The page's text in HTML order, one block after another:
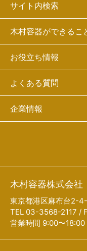
サイト内検索
木村容器ができるこ
お役立ち情報
よくある質問
企業情報
木村容器株式会社
東京都港区麻布台2-
TEL 03-3568-2117 /
営業時間 9:00〜18:00